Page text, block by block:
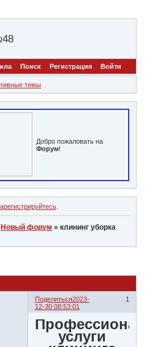
Поиск Регистрация Войти
темы
Добро пожаловать на
Форум!
.
Новый форум »клининг уборка
Поделиться 1
2023-
12-30 08:53:01
услуги